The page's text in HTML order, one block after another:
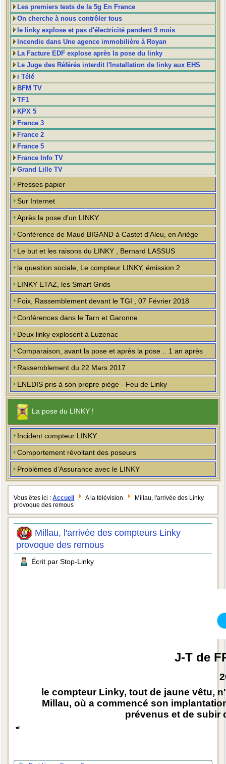
Les premiers tests de la 5g En France
On cherche à nous contrôler tous
le linky explose et pas d'électricité pandent 9 mois
Incendie dans Une agence immobilière à Royan
La Facture EDF explose après la pose du linky
Le Juge des Référés interdit l'Installation de linky aux EHS
i Télé
BFM TV
TF1
KPX 5
France 3
France 2
France 5
France Info TV
Grand Lille TV
Presses papier
Sur Internet
Après la pose d'un LINKY
Conférence de Maud BIGAND à Castet d'Aleu, en Ariège
Le but et les raisons du LINKY , Bernard LASSUS
la question sociale, Le compteur LINKY, émission 2
LINKY ETAZ, les Smart Grids
Foix, Rassemblement devant le TGI , 07 Février 2018
Conférences dans le Tarn et Garonne
Deux linky explosent à Luzenac
Comparaison, avant la pose et après la pose .. 1 an après
Rassemblement du 22 Mars 2017
ENEDIS pris à son propre piège - Feu de Linky
La pose du LINKY !
Incident compteur LINKY
Comportement révoltant des poseurs
Problèmes d'Assurance avec le LINKY
Vous êtes ici :Accueil A la télévision
Millau, l'arrivée des Linky
provoque des remous
Millau, l'arrivée des compteurs Linky
provoque des remous
Écrit par Stop-Linky
J-T de
le compteur Linky, tout de jaune vêtu,
Millau, où a commencé son
prévenus et de subir